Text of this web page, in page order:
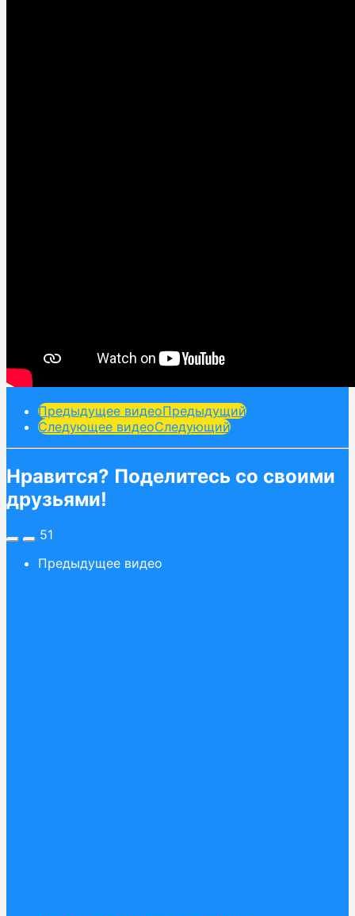
Post
Pagination
Предыдущее видеоПредыдущий
Следующее видеоСледующий
Нравится? Поделитесь со своими
друзьями!
51
Предыдущее видео